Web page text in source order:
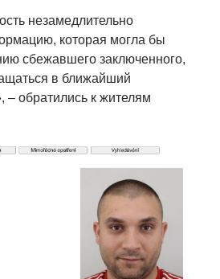
незамедлительно
которая могла бы
сбежавшего заключенного,
в ближайший
– обратились к жителям